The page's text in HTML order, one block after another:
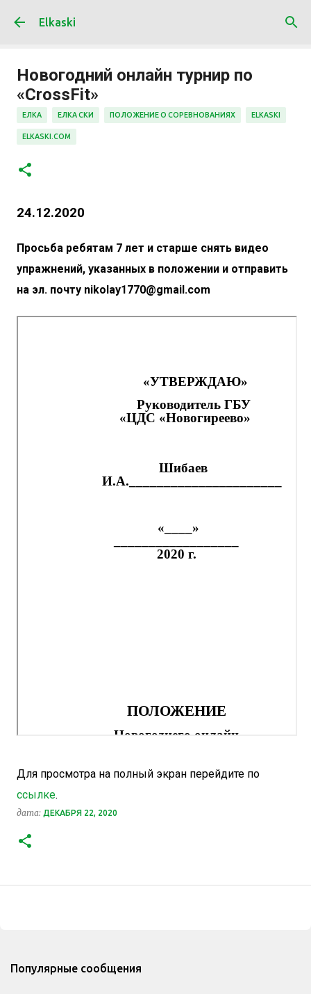
Elkaski
Новогодний онлайн турнир по
«CrossFit»
ЕЛКА ЕЛКА СКИ ПОЛОЖЕНИЕ О СОРЕВНОВАНИЯХ ELKASKI
ELKASKI.COM
24.12.2020
Просьба ребятам 7 лет и старше снять видео
упражнений, указанных в положении и отправить
на эл. почту nikolay1770@gmail.com
Для просмотра на полный экран перейдите по
ссылке.
дата: ДЕКАБРЯ 22, 2020
Популярные сообщения